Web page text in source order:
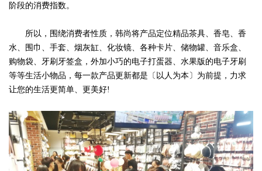
阶段的消费指数。
所以，围绕消费者性质，韩尚将产品定位精品茶具、香皂、香
水、围巾、手套、烟灰缸、化妆镜、各种卡片、储物罐、音乐盒、
购物袋、牙刷牙签盒，外加小巧的电子打蛋器、水果版的电子牙刷
等等生活小物品，每一款产品更新都是〔以人为本〕为前提，力求
让您的生活更简单、更美好!